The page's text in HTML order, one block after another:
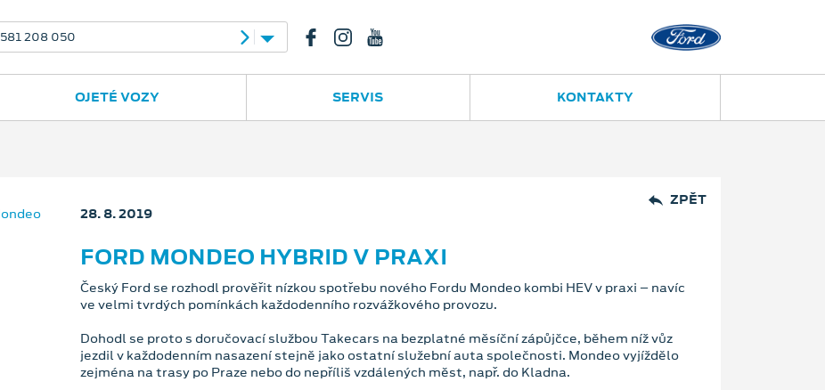
581 208 050 Jugoslávská 23
OJETÉ VOZY SERVIS KONTAKTY
ZPĚT
28. 8. 2019
FORD MONDEO HYBRID V PRAXI
Český Ford se rozhodl prověřit nízkou spotřebu nového Fordu Mondeo kombi HEV v praxi – navíc
ve velmi tvrdých pomínkách každodenního rozvážkového provozu.
Dohodl se proto s doručovací službou Takecars na bezplatné měsíční zápůjčce, během níž vůz
jezdil v každodenním nasazení stejně jako ostatní služební auta společnosti. Mondeo vyjíždělo
zejména na trasy po Praze nebo do nepříliš vzdálených měst, např. do Kladna.